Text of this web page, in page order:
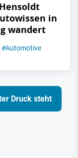
in
wandert
#Automotive
Druck steht